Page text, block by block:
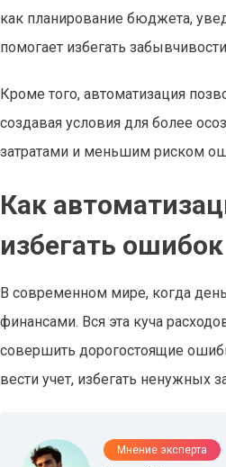
как планирование бюджета,
помогает избегать
Кроме того, автоматизация
создавая условия для более
затратами и меньшим риском
Как
избегать
В современном мире, когда
финансами. Вся эта куча
совершить дорогостоящие
вести учет, избегать
Мнение эксперта